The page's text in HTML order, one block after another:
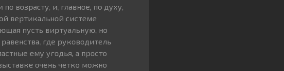
возрасту, и, главное, по духу,
вертикальной системе
пусть виртуальную, но
где руководитель
ему угодья, а просто
очень четко можно